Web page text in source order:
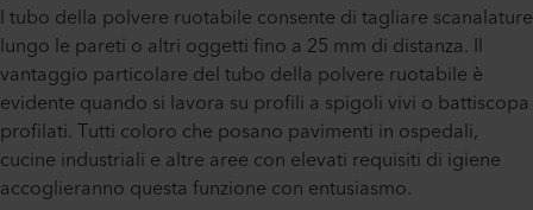
l tubo della polvere ruotabile consente di tagliare scanalature
lungo le pareti o altri oggetti fino a 25 mm di distanza. Il
vantaggio particolare del tubo della polvere ruotabile è
evidente quando si lavora su profili a spigoli vivi o battiscopa
profilati. Tutti coloro che posano pavimenti in ospedali,
cucine industriali e altre aree con elevati requisiti di igiene
accoglieranno questa funzione con entusiasmo.